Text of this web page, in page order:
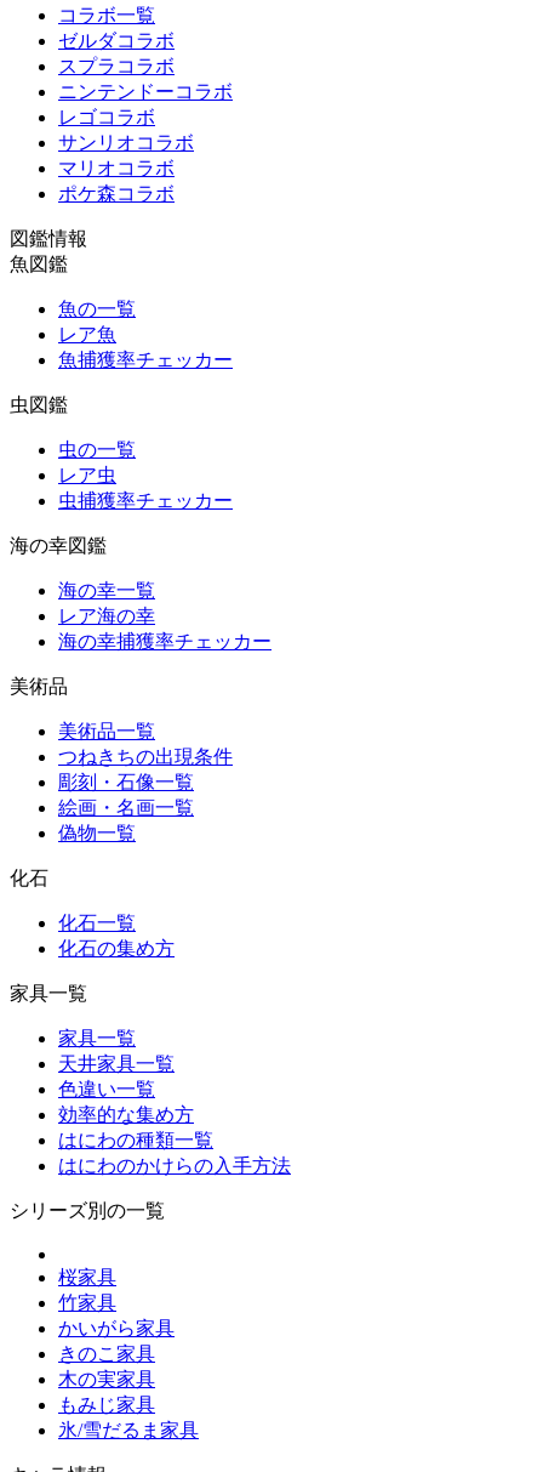
コラボ一覧
ゼルダコラボ
スプラコラボ
ニンテンドーコラボ
レゴコラボ
サンリオコラボ
マリオコラボ
ポケ森コラボ
図鑑情報
魚図鑑
魚の一覧
レア魚
魚捕獲率チェッカー
虫図鑑
虫の一覧
レア虫
虫捕獲率チェッカー
海の幸図鑑
海の幸一覧
レア海の幸
海の幸捕獲率チェッカー
美術品
美術品一覧
つねきちの出現条件
彫刻・石像一覧
絵画・名画一覧
偽物一覧
化石
化石一覧
化石の集め方
家具一覧
家具一覧
天井家具一覧
色違い一覧
効率的な集め方
はにわの種類一覧
はにわのかけらの入手方法
シリーズ別の一覧
桜家具
竹家具
かいがら家具
きのこ家具
木の実家具
もみじ家具
氷/雪だるま家具